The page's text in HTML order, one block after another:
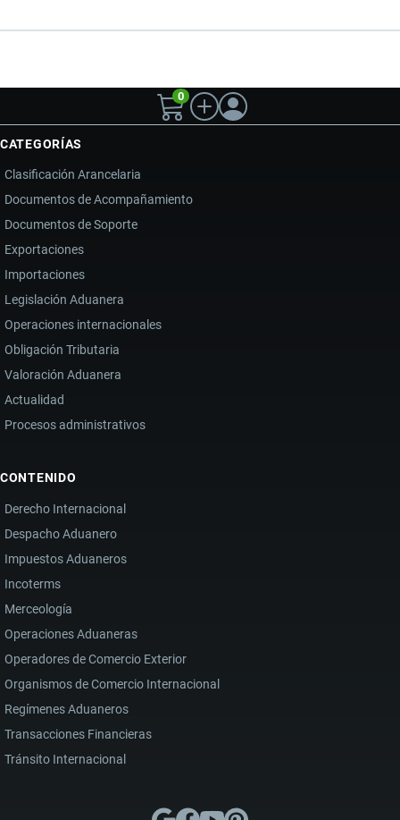
0
CATEGORÍAS
Clasificación Arancelaria
Documentos de Acompañamiento
Documentos de Soporte
Exportaciones
Importaciones
Legislación Aduanera
Operaciones internacionales
Obligación Tributaria
Valoración Aduanera
Actualidad
Procesos administrativos
CONTENIDO
Derecho Internacional
Despacho Aduanero
Impuestos Aduaneros
Incoterms
Merceología
Operaciones Aduaneras
Operadores de Comercio Exterior
Organismos de Comercio Internacional
Regímenes Aduaneros
Transacciones Financieras
Tránsito Internacional